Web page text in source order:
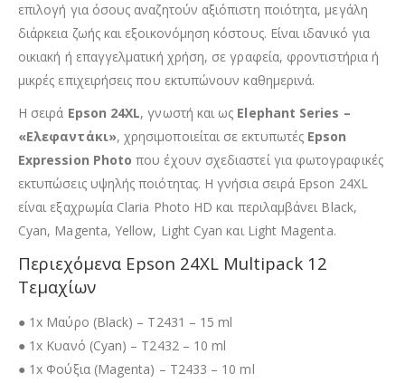
επιλογή για όσους αναζητούν αξιόπιστη ποιότητα, μεγάλη
διάρκεια ζωής και εξοικονόμηση κόστους. Είναι ιδανικό για
οικιακή ή επαγγελματική χρήση, σε γραφεία, φροντιστήρια ή
μικρές επιχειρήσεις που εκτυπώνουν καθημερινά.
Η σειρά Epson 24XL, γνωστή και ως Elephant Series –
«Ελεφαντάκι», χρησιμοποιείται σε εκτυπωτές Epson
Expression Photo που έχουν σχεδιαστεί για φωτογραφικές
εκτυπώσεις υψηλής ποιότητας. Η γνήσια σειρά Epson 24XL
είναι εξαχρωμία Claria Photo HD και περιλαμβάνει Black,
Cyan, Magenta, Yellow, Light Cyan και Light Magenta.
Περιεχόμενα Epson 24XL Multipack 12
Τεμαχίων
● 1x Μαύρο (Black) – T2431 – 15 ml
● 1x Κυανό (Cyan) – T2432 – 10 ml
● 1x Φούξια (Magenta) – T2433 – 10 ml